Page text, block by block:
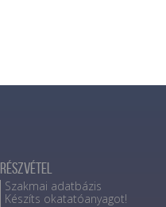
Részvétel
Szakmai adatbázis
Készíts okatatóanyagot!